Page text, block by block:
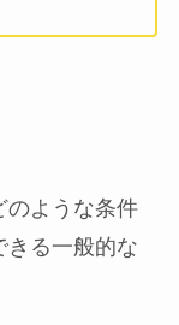
のような条件
きる一般的な